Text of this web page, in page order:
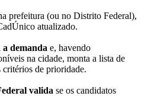
prefeitura (ou no Distrito Federal),
atualizado.
demanda e, havendo
na cidade, monta a lista de
critérios de prioridade.
valida se os candidatos